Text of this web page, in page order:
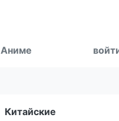
Аниме
Китайские